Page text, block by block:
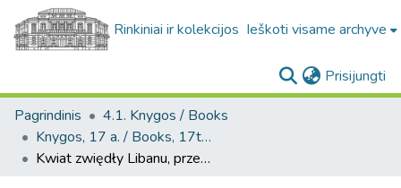
Rinkiniai ir kolekcijos Ieškoti visame archyve
Prisijungti
Pagrindinis
4.1. Knygos / Books
Knygos, 17 a. / Books, 17th century
Kwiat zwiędły Libanu, przez śmierc pod wesołą wiosnę tym lepiey kwitnac zamożysty : na pogrzebie... Janusza Izydora z Ostroga na Zasławiu xiążęcia woiewodzica kiiowskiego prezentowany w kollegiacie tarnowskiey / przez Kaspra Łackiego...